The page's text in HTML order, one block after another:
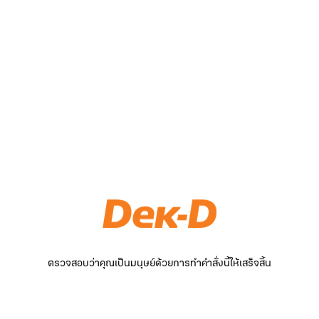
ตรวจสอบว่าคุณเป็นมนุษย์ด้วยการทำคำสั่งนี้ให้เสร็จสิ้น